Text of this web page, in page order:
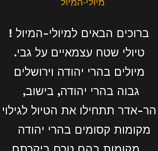
Price
₪550.00
מיולי-המיול
! ברוכים הבאים למיולי-המיול
.טיולי שטח עצמאיים על גבי
מיולים בהרי יהודה וירושלים
,גבוה בהרי יהודה, בישוב
הר-אדר תתחילו את הטיול לגילוי
מקומות קסומים בהרי יהודה